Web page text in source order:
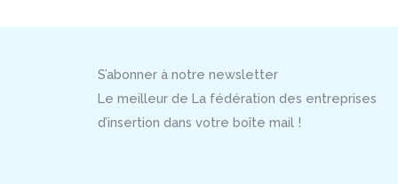
S’abonner à notre newsletter
Le meilleur de La fédération des entreprises
d’insertion dans votre boîte mail !